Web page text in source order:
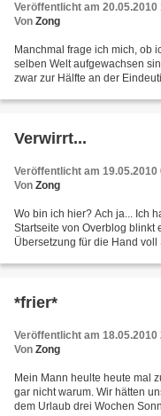
Veröffentlicht am 20.05.2010
Von Zong
Manchmal frage ich mich, ob
selben Welt aufgewachsen
zwar zur Hälfte an der
Verwirrt...
Veröffentlicht am 19.05.2010
Von Zong
Wo bin ich hier? Ach ja... Ich
Startseite von Overblog blinkt
Übersetzung für die Hand
*frier*
Veröffentlicht am 18.05.2010
Von Zong
Mein Mann heulte heute mal
gar nicht warum. Wir hätten
dem Urlaub drei Wochen